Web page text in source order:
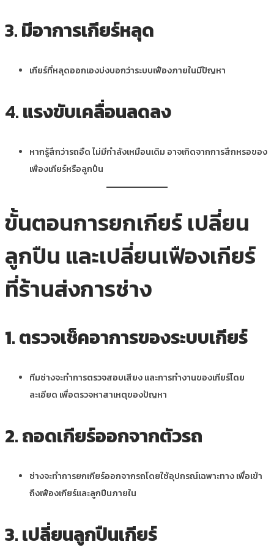
3.มีอาการเกียร์หลุด
เกียร์ที่หลุดออกเองบ่งบอกว่าระบบเฟืองภายในมีปัญหา
4.แรงขับเคลื่อนลดลง
หากรู้สึกว่ารถอืด ไม่มีกำลังเหมือนเดิม อาจเกิดจากการสึกหรอของ
เฟืองเกียร์หรือลูกปืน
ขั้นตอนการยกเกียร์ เปลี่ยน
ลูกปืน และเปลี่ยนเฟืองเกียร์
ที่ร้านส่งการช่าง
1. ตรวจเช็คอาการของระบบเกียร์
ทีมช่างจะทำการตรวจสอบเสียง และการทำงานของเกียร์โดย
ละเอียด เพื่อตรวจหาสาเหตุของปัญหา
2. ถอดเกียร์ออกจากตัวรถ
ช่างจะทำการยกเกียร์ออกจากรถโดยใช้อุปกรณ์เฉพาะทาง เพื่อเข้า
ถึงเฟืองเกียร์และลูกปืนภายใน
3. เปลี่ยนลูกปืนเกียร์